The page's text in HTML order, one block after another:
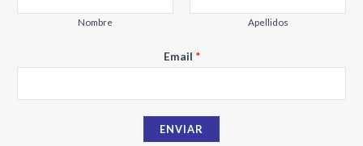
Nombre Apellidos
m
l
Email *
ENVIAR